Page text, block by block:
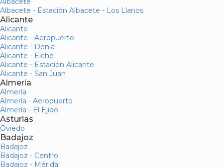
Albacete - Estación Albacete - Los Llanos
Alicante
Alicante
Alicante - Aeropuerto
Alicante - Denia
Alicante - Elche
Alicante - Estación Alicante
Alicante - San Juan
Almería
Almería
Almería - Aeropuerto
Almería - El Ejido
Asturias
Oviedo
Badajoz
Badajoz
Badajoz - Centro
Badajoz - Mérida